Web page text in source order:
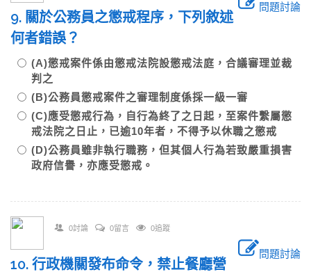
問題討論
9. 關於公務員之懲戒程序，下列敘述
何者錯誤？
(A)懲戒案件係由懲戒法院設懲戒法庭，合議審理並裁
判之
(B)公務員懲戒案件之審理制度係採一級一審
(C)應受懲戒行為，自行為終了之日起，至案件繫屬懲
戒法院之日止，已逾10年者，不得予以休職之懲戒
(D)公務員雖非執行職務，但其個人行為若致嚴重損害
政府信譽，亦應受懲戒。
0討論 0留言 0追蹤
問題討論
10. 行政機關發布命令，禁止餐廳營